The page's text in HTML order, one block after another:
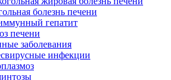
болезнь печени
гепатит
печени
заболевания
инфекции